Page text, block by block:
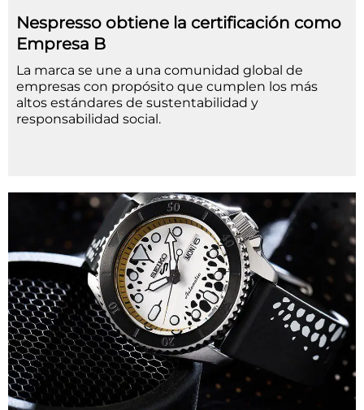
Nespresso obtiene la certificación como
Empresa B
La marca se une a una comunidad global de
empresas con propósito que cumplen los más
altos estándares de sustentabilidad y
responsabilidad social.